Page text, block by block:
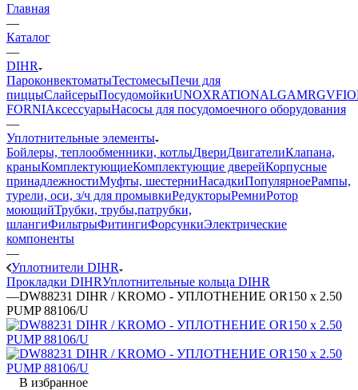
Главная
—
Каталог
—
DIHR
ПароконвектоматыТестомесыПечи для
пиццыСлайсерыПосудомойкиUNOXRATIONALGAMRGV
FORNIАксессуарыНасосы для посудомоечного оборудования
—
Уплотнительные элементы
Бойлеры, теплообменники, котлыДвериДвигателиКлапана,
краныКомплектующиеКомплектующие дверейКорпусные
принадлежностиМуфты, шестерниНасадкиПопулярноеРампы,
турели, оси, з/ч для промывкиРедукторыРемниРотор
моющийТрубки, трубы,патрубки,
шлангиФильтрыФитингиФорсункиЭлектрические
компоненты
—
Уплотнители DIHR
Прокладки DIHRУплотнительные кольца DIHR
—DW88231 DIHR / KROMO - УПЛОТНЕНИЕ OR150 x 2.50
PUMP 88106/U
В избранное